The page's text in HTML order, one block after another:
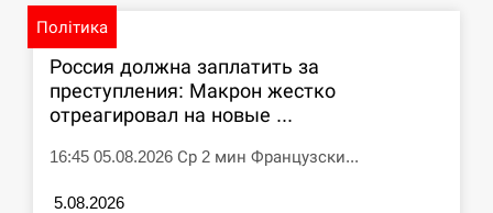
11:40
левиці
СЕРПЕНЬ
Россияне ударили “Бардеролями” по Харькову,
Політика
Россия должна заплатить за
преступления: Макрон жестко
отреагировал на новые ...
16:45 05.08.2026 Ср 2 мин Французски...
5.08.2026